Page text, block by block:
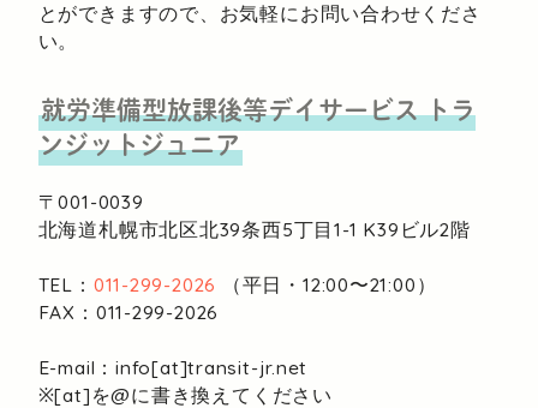
とができますので、お気軽にお問い合わせくださ
い。
就労準備型放課後等デイサービストラ
ンジットジュニア
〒001-0039
北海道札幌市北区北39条西5丁目1-1 K39ビル2階
TEL： 011-299-2026
（平日・12:00〜21:00）
FAX：011-299-2026
E-mail：info[at]transit-jr.net
※[at]を@に書き換えてください